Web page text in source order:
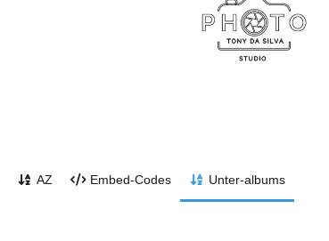
AZ Embed-Codes Unter-albums